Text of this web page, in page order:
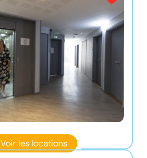
Voir les locations